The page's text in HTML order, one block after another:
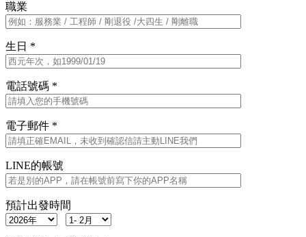
職業
生日 *
電話號碼 *
電子郵件 *
LINE的帳號
預計出發時間